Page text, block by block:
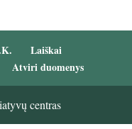
Laiškai
Atviri duomenys
centras